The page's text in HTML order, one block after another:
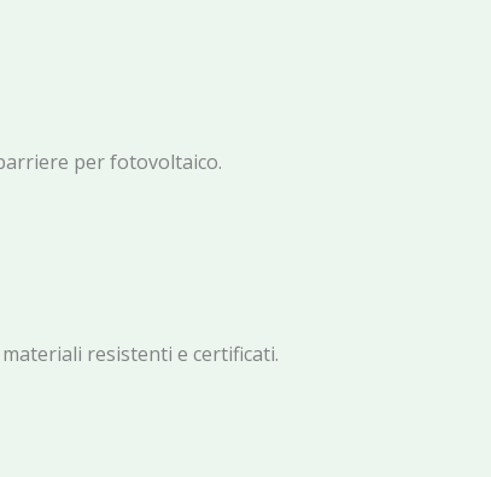
per fotovoltaico.
resistenti e certificati.